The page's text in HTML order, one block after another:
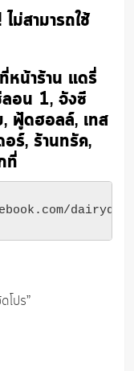
ม่สามารถใช้
น้าร้าน แดรี่
ลอน 1, จังซี
ฟู้ดฮอลล์, เทส
อร์, ร้านทรัค,
ที่
ปร”